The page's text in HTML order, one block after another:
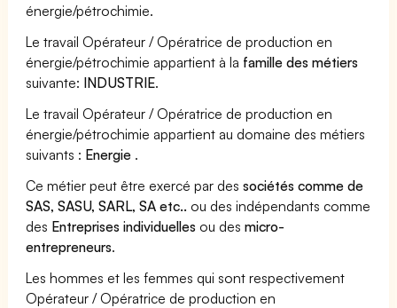
énergie/pétrochimie.
Le travail Opérateur / Opératrice de production en
énergie/pétrochimie appartient à la famille des métiers
suivante: INDUSTRIE.
Le travail Opérateur / Opératrice de production en
énergie/pétrochimie appartient au domaine des métiers
suivants : Energie .
Ce métier peut être exercé par dessociétés comme de
SAS, SASU, SARL, SA etc.. ou des indépendants comme
des Entreprises individuelles ou desmicro-
entrepreneurs.
Les hommes et les femmes qui sont respectivement
Opérateur / Opératrice de production en